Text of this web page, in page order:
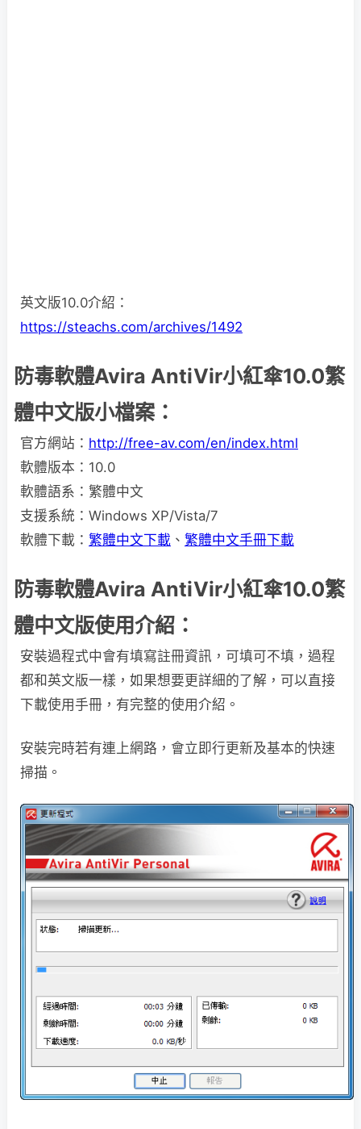
英文版10.0介紹：
https://steachs.com/archives/1492
防毒軟體Avira AntiVir小紅傘10.0繁
體中文版小檔案：
官方網站： http://free-av.com/en/index.html
軟體版本：10.0
軟體語系：繁體中文
支援系統：Windows XP/Vista/7
軟體下載： 繁體中文下載 、 繁體中文手冊下載
防毒軟體Avira AntiVir小紅傘10.0繁
體中文版使用介紹：
安裝過程式中會有填寫註冊資訊，可填可不填，過程
都和英文版一樣，如果想要更詳細的了解，可以直接
下載使用手冊，有完整的使用介紹。
安裝完時若有連上網路，會立即行更新及基本的快速
掃描。